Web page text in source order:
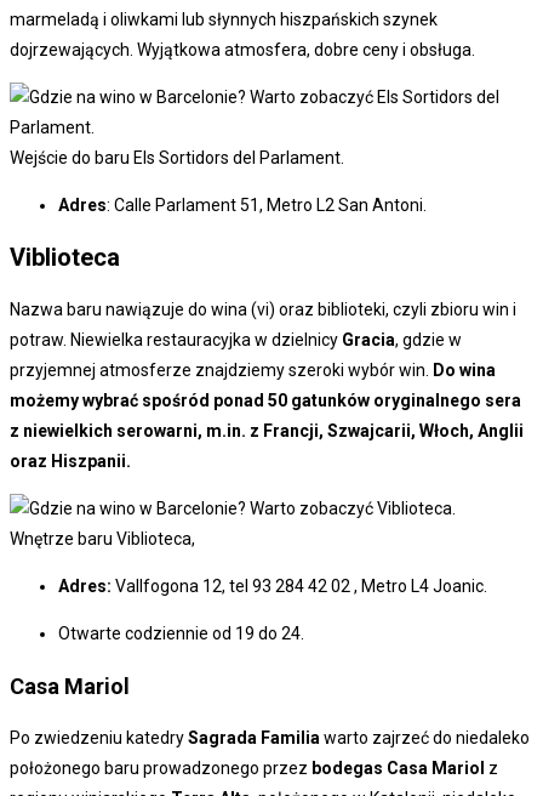
marmeladą i oliwkami lub słynnych hiszpańskich szynek
dojrzewających. Wyjątkowa atmosfera, dobre ceny i obsługa.
Wejście do baru Els Sortidors del Parlament.
Adres: Calle Parlament 51, Metro L2 San Antoni.
Viblioteca
Nazwa baru nawiązuje do wina (vi) oraz biblioteki, czyli zbioru win i
potraw. Niewielka restauracyjka w dzielnicy Gracia, gdzie w
przyjemnej atmosferze znajdziemy szeroki wybór win.
Do wina
możemy wybrać spośród ponad 50 gatunków oryginalnego sera
z niewielkich serowarni, m.in. z Francji, Szwajcarii, Włoch, Anglii
oraz Hiszpanii.
Wnętrze baru Viblioteca,
Adres: Vallfogona 12, tel 93 284 42 02 , Metro L4 Joanic.
Otwarte codziennie od 19 do 24.
Casa Mariol
Po zwiedzeniu katedrySagrada Familia warto zajrzeć do niedaleko
położonego baru prowadzonego przez bodegas Casa Mariol z